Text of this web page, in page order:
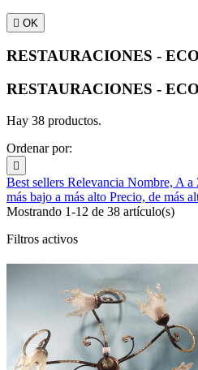
 OK
RESTAURACIONES -
RESTAURACIONES -
Hay 38 productos.
Ordenar por:

Best sellers Relevancia Nombre, A a
más bajo a más alto Precio, de más
Mostrando 1-12 de 38 artículo(s)
Filtros activos